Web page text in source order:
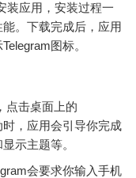
装应用，安装过程一
。下载完成后，应用
图标。
点击桌面上的
，应用会引导你完成
示主题等。
会要求你输入手机